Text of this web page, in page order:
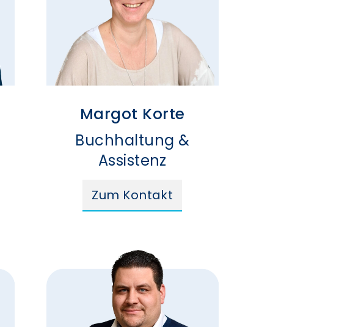
Margot Korte
Buchhaltung &
Assistenz
Zum Kontakt